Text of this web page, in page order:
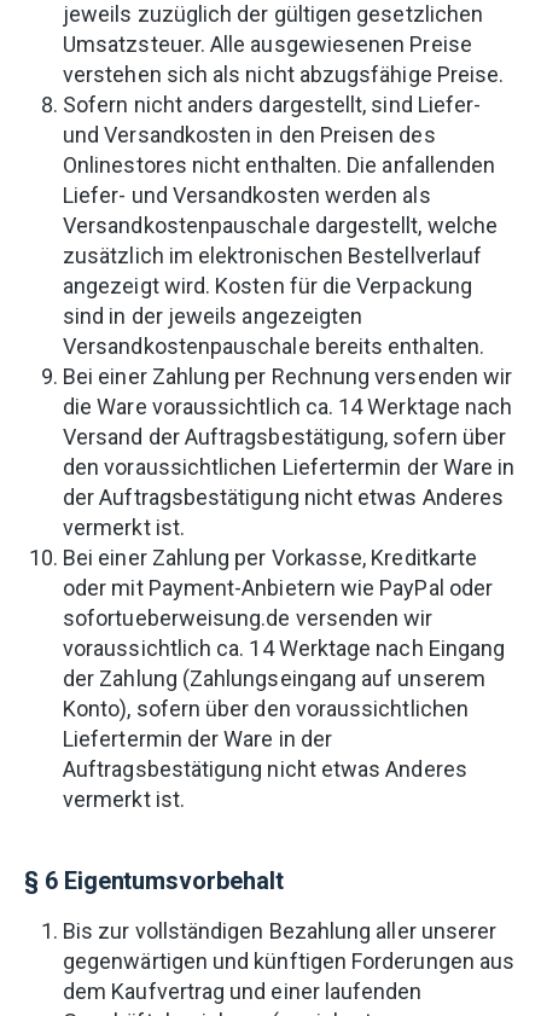
jeweils zuzüglich der gültigen gesetzlichen
Umsatzsteuer. Alle ausgewiesenen Preise
verstehen sich als nicht abzugsfähige Preise.
Sofern nicht anders dargestellt, sind Liefer-
und Versandkosten in den Preisen des
Onlinestores nicht enthalten. Die anfallenden
Liefer- und Versandkosten werden als
Versandkostenpauschale dargestellt, welche
zusätzlich im elektronischen Bestellverlauf
angezeigt wird. Kosten für die Verpackung
sind in der jeweils angezeigten
Versandkostenpauschale bereits enthalten.
Bei einer Zahlung per Rechnung versenden wir
die Ware voraussichtlich ca. 14 Werktage nach
Versand der Auftragsbestätigung, sofern über
den voraussichtlichen Liefertermin der Ware in
der Auftragsbestätigung nicht etwas Anderes
vermerkt ist.
Bei einer Zahlung per Vorkasse, Kreditkarte
oder mit Payment-Anbietern wie PayPal oder
sofortueberweisung.de versenden wir
voraussichtlich ca. 14 Werktage nach Eingang
der Zahlung (Zahlungseingang auf unserem
Konto), sofern über den voraussichtlichen
Liefertermin der Ware in der
Auftragsbestätigung nicht etwas Anderes
vermerkt ist.
§ 6 Eigentumsvorbehalt
Bis zur vollständigen Bezahlung aller unserer
gegenwärtigen und künftigen Forderungen aus
dem Kaufvertrag und einer laufenden